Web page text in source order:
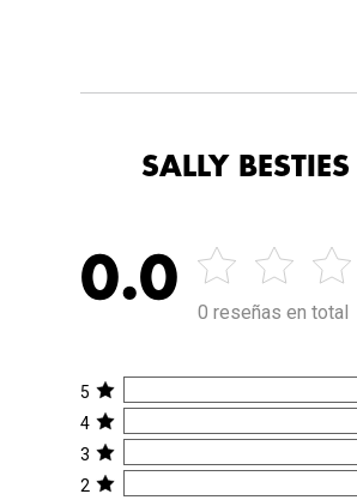
SALLY
0.0
0 reseñas en total
5
4
3
2